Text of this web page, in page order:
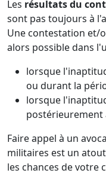
Les résultats du
sont pas toujours à
Une contestation et/
alors possible dans
lorsque
ou durant la
lorsque
postérieurement
Faire appel à un
militaires est un
les chances de votre